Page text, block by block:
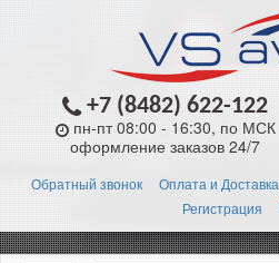
+7 (8482) 622-122
пн-пт 08:00 - 16:30, по МСК
оформление заказов 24/7
Обратный звонок Оплата и Доставка
Регистрация